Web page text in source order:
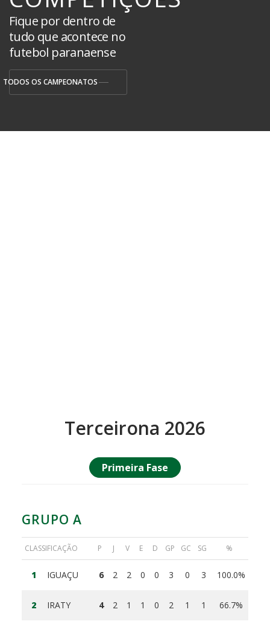
Fique por dentro de
tudo que acontece no
futebol paranaense
TODOS OS CAMPEONATOS
Terceirona 2026
Primeira Fase
GRUPO A
CLASSIFICAÇÃO P J V E D GP GC SG %
1 IGUAÇU 6 2 2 0 0 3 0 3 100.0%
2 IRATY 4 2 1 1 0 2 1 1 66.7%